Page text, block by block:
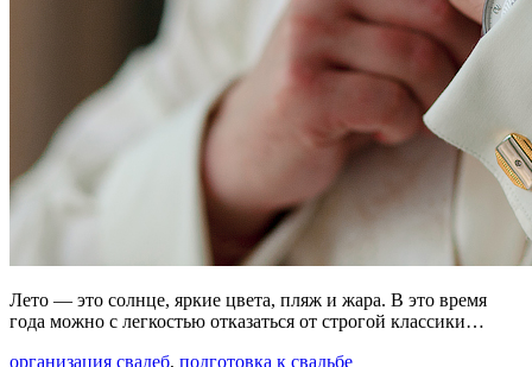
Лето — это солнце, яркие цвета, пляж и жара. В это время
года можно с легкостью отказаться от строгой классики…
организация свадеб, подготовка к свадьбе